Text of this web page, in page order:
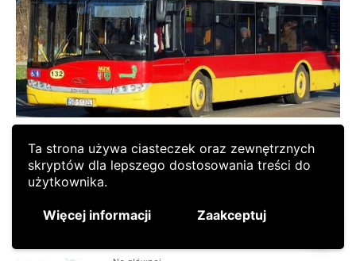
Ta strona używa ciasteczek oraz zewnętrznych
skryptów dla lepszego dostosowania treści do
użytkownika.
Więcej informacji Zaakceptuj